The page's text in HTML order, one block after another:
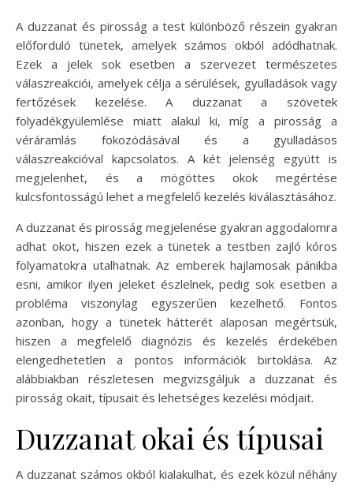
A duzzanat és pirosság a test különböző részein gyakran
előforduló tünetek, amelyek számos okból adódhatnak.
Ezek a jelek sok esetben a szervezet természetes
válaszreakciói, amelyek célja a sérülések, gyulladások vagy
fertőzések kezelése. A duzzanat a szövetek
folyadékgyülemlése miatt alakul ki, míg a pirosság a
véráramlás fokozódásával és a gyulladásos
válaszreakcióval kapcsolatos. A két jelenség együtt is
megjelenhet, és a mögöttes okok megértése
kulcsfontosságú lehet a megfelelő kezelés kiválasztásához.
A duzzanat és pirosság megjelenése gyakran aggodalomra
adhat okot, hiszen ezek a tünetek a testben zajló kóros
folyamatokra utalhatnak. Az emberek hajlamosak pánikba
esni, amikor ilyen jeleket észlelnek, pedig sok esetben a
probléma viszonylag egyszerűen kezelhető. Fontos
azonban, hogy a tünetek hátterét alaposan megértsük,
hiszen a megfelelő diagnózis és kezelés érdekében
elengedhetetlen a pontos információk birtoklása. Az
alábbiakban részletesen megvizsgáljuk a duzzanat és
pirosság okait, típusait és lehetséges kezelési módjait.
Duzzanat okai és típusai
A duzzanat számos okból kialakulhat, és ezek közül néhány